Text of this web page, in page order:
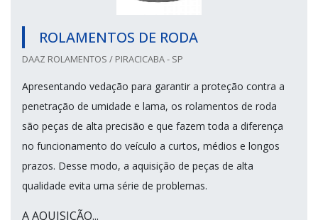
ROLAMENTOS DE RODA
DAAZ ROLAMENTOS / PIRACICABA - SP
Apresentando vedação para garantir a proteção contra a
penetração de umidade e lama, os rolamentos de roda
são peças de alta precisão e que fazem toda a diferença
no funcionamento do veículo a curtos, médios e longos
prazos. Desse modo, a aquisição de peças de alta
qualidade evita uma série de problemas.
A AQUISIÇÃO...